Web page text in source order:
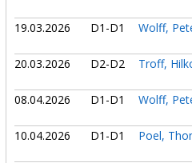
19.03.2026 D1-D1 Wolff,
20.03.2026 D2-D2 Troff,
08.04.2026 D1-D1 Wolff,
10.04.2026 D1-D1 Poel,